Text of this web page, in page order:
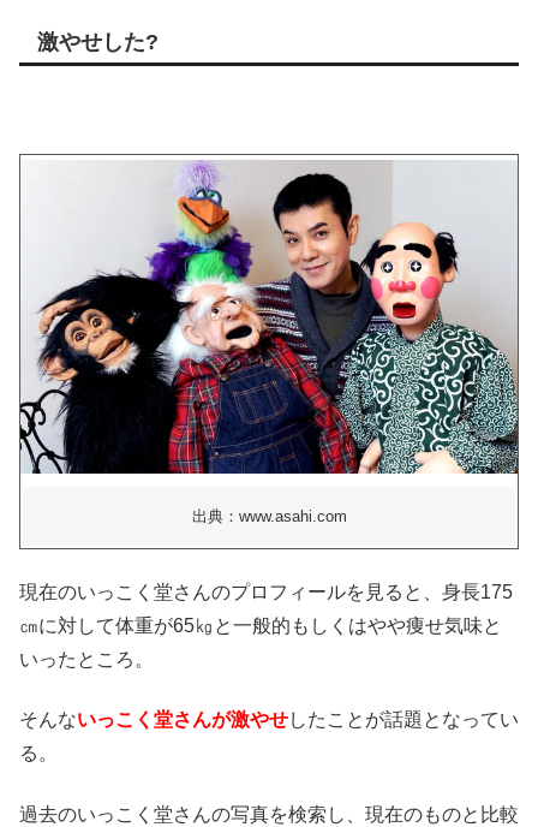
激やせした?
出典：www.asahi.com
現在のいっこく堂さんのプロフィールを見ると、身長175
㎝に対して体重が65㎏と一般的もしくはやや痩せ気味と
いったところ。
そんないっこく堂さんが激やせしたことが話題となってい
る。
過去のいっこく堂さんの写真を検索し、現在のものと比較